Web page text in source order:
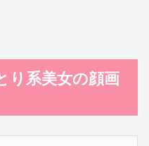
り系美女の顔画